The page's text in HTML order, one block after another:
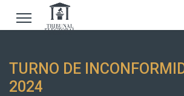
TURNO DE
2024